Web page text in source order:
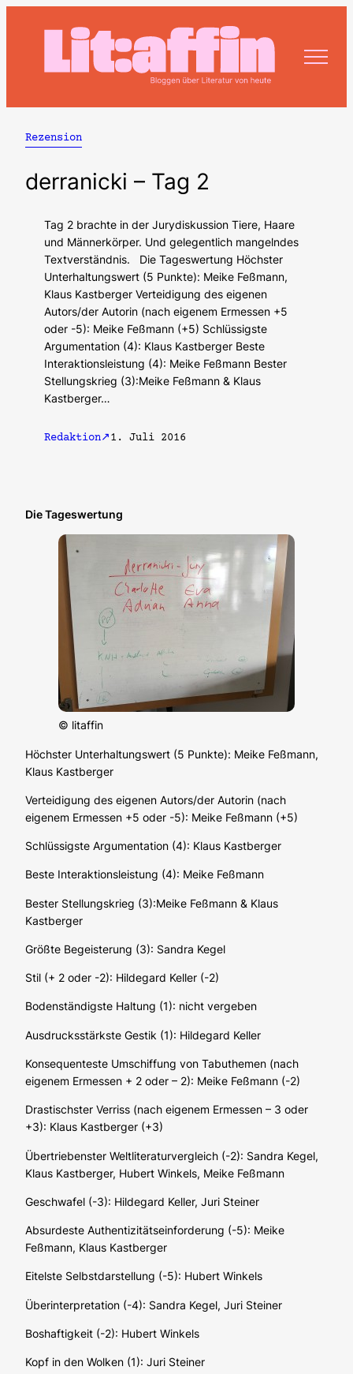
Rezension
derranicki – Tag 2
Tag 2 brachte in der Jurydiskussion Tiere, Haare
und Männerkörper. Und gelegentlich mangelndes
Textverständnis. Die Tageswertung Höchster
Unterhaltungswert (5 Punkte): Meike Feßmann,
Klaus Kastberger Verteidigung des eigenen
Autors/der Autorin (nach eigenem Ermessen +5
oder -5): Meike Feßmann (+5) Schlüssigste
Argumentation (4): Klaus Kastberger Beste
Interaktionsleistung (4): Meike Feßmann Bester
Stellungskrieg (3):Meike Feßmann & Klaus
Kastberger…
Redaktion 1. Juli 2016
Die Tageswertung
© litaffin
Höchster Unterhaltungswert (5 Punkte): Meike Feßmann,
Klaus Kastberger
Verteidigung des eigenen Autors/der Autorin (nach
eigenem Ermessen +5 oder -5): Meike Feßmann (+5)
Schlüssigste Argumentation (4): Klaus Kastberger
Beste Interaktionsleistung (4): Meike Feßmann
Bester Stellungskrieg (3):Meike Feßmann & Klaus
Kastberger
Größte Begeisterung (3): Sandra Kegel
Stil (+ 2 oder -2): Hildegard Keller (-2)
Bodenständigste Haltung (1): nicht vergeben
Ausdrucksstärkste Gestik (1): Hildegard Keller
Konsequenteste Umschiffung von Tabuthemen (nach
eigenem Ermessen + 2 oder – 2): Meike Feßmann (-2)
Drastischster Verriss (nach eigenem Ermessen – 3 oder
+3): Klaus Kastberger (+3)
Übertriebenster Weltliteraturvergleich (-2): Sandra Kegel,
Klaus Kastberger, Hubert Winkels, Meike Feßmann
Geschwafel (-3): Hildegard Keller, Juri Steiner
Absurdeste Authentizitätseinforderung (-5): Meike
Feßmann, Klaus Kastberger
Eitelste Selbstdarstellung (-5): Hubert Winkels
Überinterpretation (-4): Sandra Kegel, Juri Steiner
Boshaftigkeit (-2): Hubert Winkels
Kopf in den Wolken (1): Juri Steiner